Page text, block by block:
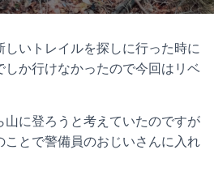
いトレイルを探しに行った時に
しか行けなかったので今回はリベ
山に登ろうと考えていたのですが
ことで警備員のおじいさんに入れ